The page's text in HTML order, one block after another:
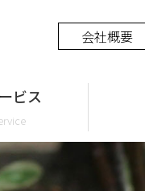
会社概要
ビス